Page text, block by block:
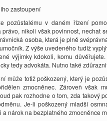
zastoupení
pozůstalému v daném řízení
právo, nikoli však povinnost, nechat
osoba, která je plně
Z výše uvedeného tudíž
výjimky kdokoli, komu
tedy advokáta. Nutno také
může totiž poškozený, který je
zmocněnec. Zároveň však
pak rozhodne o tom, zda takový
Je-li poškozený mladší
a nárok na bezplatného zmocněnce